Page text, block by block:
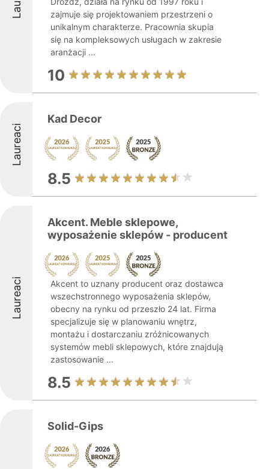
zajmuje się projektowaniem przestrzeni o
unikalnym charakterze. Pracownia skupia
się na kompleksowych usługach w zakresie
aranżacji ...
10
Laureaci
Kad Decor
8.5
Laureaci
Akcent. Meble sklepowe,
wyposażenie sklepów - producent
Akcent to uznany producent oraz dostawca
wszechstronnego wyposażenia sklepów,
obecny na rynku od przeszło 24 lat. Firma
specjalizuje się w planowaniu wnętrz,
montażu i dostarczaniu zróżnicowanych
systemów mebli sklepowych, które znajdują
zastosowanie ...
8.5
Solid-Gips